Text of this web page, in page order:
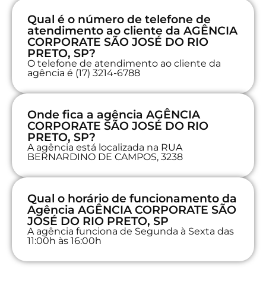
Qual é o número de telefone de
atendimento ao cliente da AGÊNCIA
CORPORATE SÃO JOSÉ DO RIO
PRETO, SP?
O telefone de atendimento ao cliente da
agência é (17) 3214-6788
Onde fica a agência AGÊNCIA
CORPORATE SÃO JOSÉ DO RIO
PRETO, SP?
A agência está localizada na RUA
BERNARDINO DE CAMPOS, 3238
Qual o horário de funcionamento da
Agência AGÊNCIA CORPORATE SÃO
JOSÉ DO RIO PRETO, SP
A agência funciona de Segunda à Sexta das
11:00h às 16:00h